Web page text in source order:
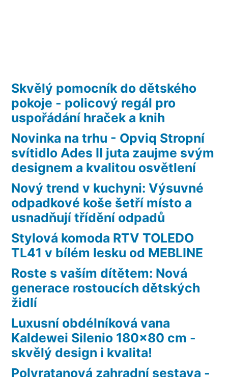
Skvělý pomocník do dětského
pokoje - policový regál pro
uspořádání hraček a knih
Novinka na trhu - Opviq Stropní
svítidlo Ades II juta zaujme svým
designem a kvalitou osvětlení
Nový trend v kuchyni: Výsuvné
odpadkové koše šetří místo a
usnadňují třídění odpadů
Stylová komoda RTV TOLEDO
TL41 v bílém lesku od MEBLINE
Roste s vaším dítětem: Nová
generace rostoucích dětských
židlí
Luxusní obdélníková vana
Kaldewei Silenio 180×80 cm -
skvělý design i kvalita!
Polyratanová zahradní sestava -